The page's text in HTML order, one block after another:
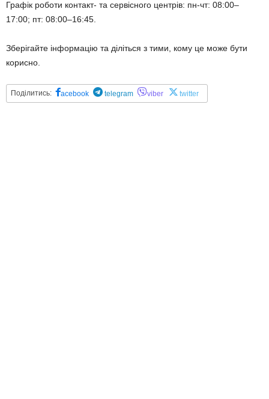
Графік роботи контакт- та сервісного центрів: пн-чт: 08:00–
17:00; пт: 08:00–16:45.
Зберігайте інформацію та діліться з тими, кому це може бути
корисно.
Поділитись: acebook telegram viber twitter